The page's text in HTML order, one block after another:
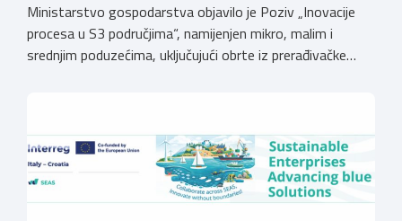
Ministarstvo gospodarstva objavilo je Poziv „Inovacije
procesa u S3 područjima“, namijenjen mikro, malim i
srednjim poduzećima, uključujući obrte iz prerađivačke
Poziva je potaknuti uvođenje inovacija procesa i
organizacije poslovanja koje […]